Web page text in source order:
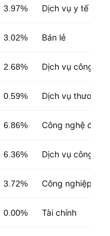
3.97% Dịch vụ y tế
3.02% Bán lẻ
2.68% Dịch vụ công
0.59% Dịch vụ thương
6.86% Công nghệ điện
6.36% Dịch vụ công
3.72% Công nghiệp
0.00% Tài chính